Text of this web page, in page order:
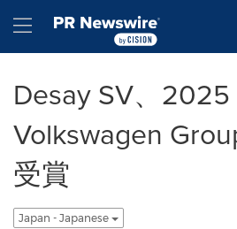
Hamburger menu
Desay SV、2025
Volkswagen
受賞
Japan - Japanese